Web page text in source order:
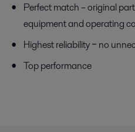
Perfect match – original
equipment and operating
Highest reliability ‒ no
Top performance